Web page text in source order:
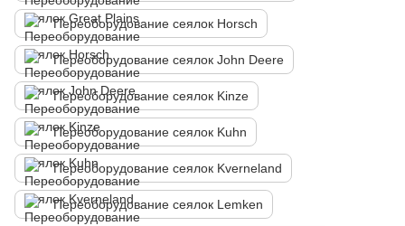
Переоборудование сеялок Horsch
Переоборудование сеялок John Deere
Переоборудование сеялок Kinze
Переоборудование сеялок Kuhn
Переоборудование сеялок Kverneland
Переоборудование сеялок Lemken